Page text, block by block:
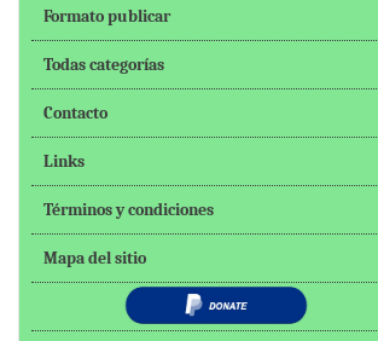
Formato publicar
Todas categorías
Contacto
Links
Términos y condiciones
Mapa del sitio